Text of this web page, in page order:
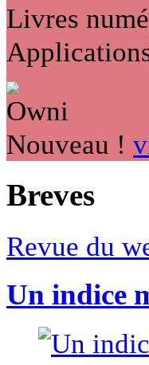
Livres
Nouveau !
Breves
Revue du
Un indice